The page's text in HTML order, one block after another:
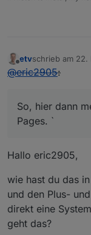
Offline
etvschrieb am 22.
zuletzt editiert
@eric2905:
So, hier dann
Pages. `
Hallo eric2905,
wie hast du das
und den Plus-
direkt eine
geht das?